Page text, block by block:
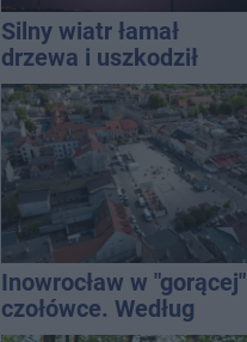
Silny wiatr łamał
drzewa i uszkodził
dach. To nie koniec
ostrzeżeń
Inowrocław w "gorącej"
czołówce. Według
analizy Onetu nasze